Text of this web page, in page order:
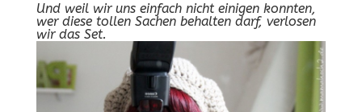
Und weil wir uns einfach nicht einigen konnten,
wer diese tollen Sachen behalten darf, verlosen
wir das Set.